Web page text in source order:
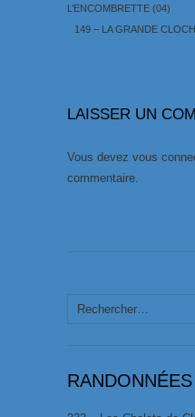
L’ENCOMBRETTE (04)
149 – LA GRANDE
LAISSER UN
Vous devez vous
commentaire.
Rechercher :
RANDONNÉES